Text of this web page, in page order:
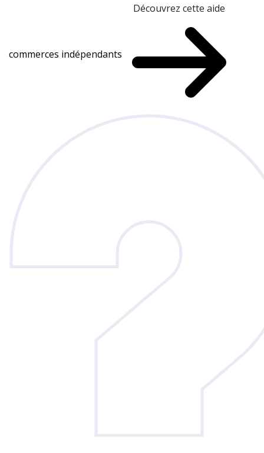
commerces indépendants
Découvrez cette aide